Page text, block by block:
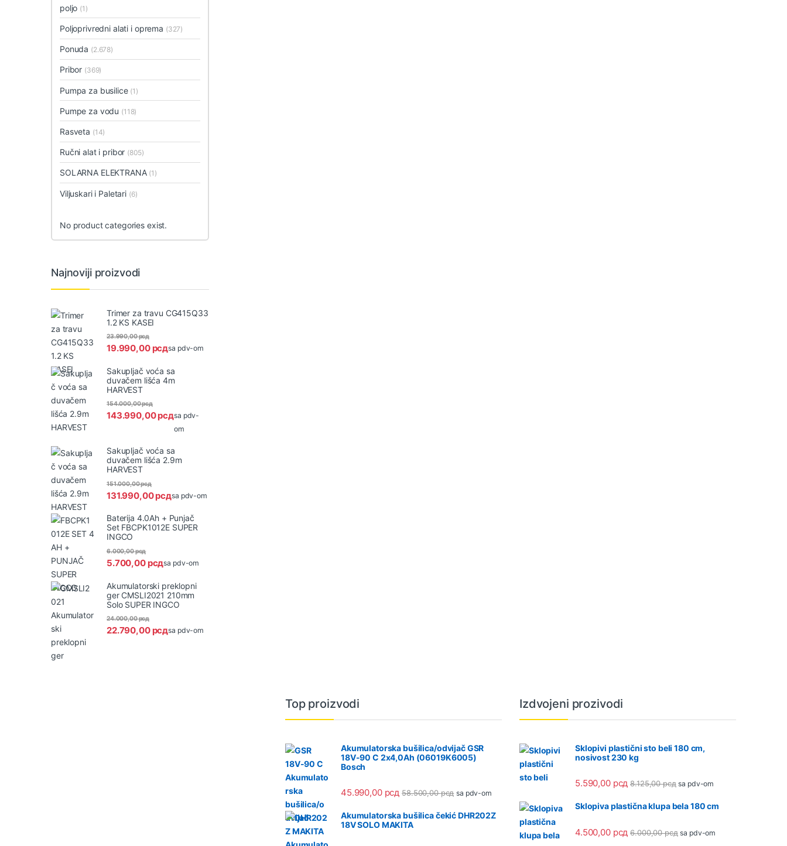
poljo (1)
Poljoprivredni alati i oprema (327)
Ponuda (2.678)
Pribor (369)
Pumpa za busilice (1)
Pumpe za vodu (118)
Rasveta (14)
Ručni alat i pribor (805)
SOLARNA ELEKTRANA (1)
Viljuskari i Paletari (6)
No product categories exist.
Najnoviji proizvodi
Trimer za travu CG415Q33
1.2 KS KASEI
19.990,00 рсд
23.990,00рсд
sa pdv-om
Sakupljač voća sa
duvačem lišća 4m
HARVEST
143.990,00рсд
154.000,00рсд
sa pdv-
om
Sakupljač voća sa
duvačem lišća 2.9m
HARVEST
131.990,00рсд
151.000,00рсд
sa pdv-om
Baterija 4.0Ah + Punjač
Set FBCPK1012E SUPER
INGCO
5.700,00 рсд
6.000,00рсд
sa pdv-om
Akumulatorski preklopni
ger CMSLI2021 210mm
Solo SUPER INGCO
22.790,00 рсд
24.000,00рсд
sa pdv-om
Top proizvodi
Akumulatorska bušilica/odvijač GSR
18V-90 C 2x4,0Ah (06019K6005)
Bosch
45.990,00 рсд 58.500,00рсд sa pdv-om
Akumulatorska bušilica čekić DHR202Z
18V SOLO MAKITA
Izdvojeni prozivodi
Sklopivi plastični sto beli 180 cm,
nosivost 230 kg
5.590,00 рсд 8.125,00рсд sa pdv-om
Sklopiva plastična klupa bela 180 cm
4.500,00 рсд 6.000,00рсд sa pdv-om